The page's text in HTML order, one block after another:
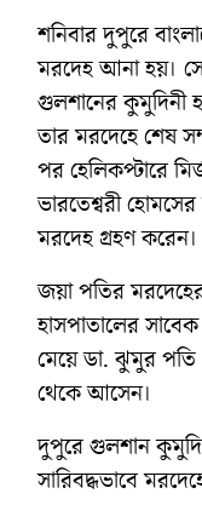
শনিবার দুপুরে
মরদেহ আনা হয়।
গুলশানের কুমুদিনী
তার মরদেহে শেষ
পর হেলিকপ্টারে
ভারতেশ্বরী
মরদেহ গ্রহণ করেন।
জয়া পতির
হাসপাতালের
মেয়ে ডা. ঝুমুর পতি
থেকে আসেন।
দুপুরে গুলশান
সারিবদ্ধভাবে